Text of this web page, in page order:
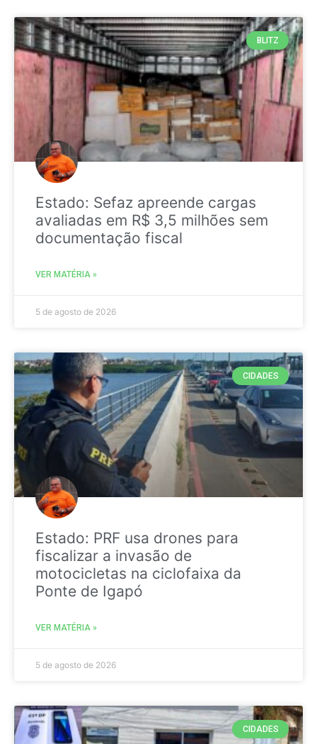
BLITZ
Estado: Sefaz apreende cargas
avaliadas em R$ 3,5 milhões sem
documentação fiscal
VER MATÉRIA »
5 de agosto de 2026
CIDADES
Estado: PRF usa drones para
fiscalizar a invasão de
motocicletas na ciclofaixa da
Ponte de Igapó
VER MATÉRIA »
5 de agosto de 2026
CIDADES